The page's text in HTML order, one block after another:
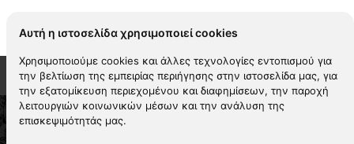
Αυτή η ιστοσελίδα χρησιμοποιεί cookies
Χρησιμοποιούμε cookies και άλλες τεχνολογίες εντοπισμού για
την βελτίωση της εμπειρίας περιήγησης στην ιστοσελίδα μας, για
την εξατομίκευση περιεχομένου και διαφημίσεων, την παροχή
λειτουργιών κοινωνικών μέσων και την ανάλυση της
επισκεψιμότητάς μας.
2026 KYKNOS. All rights reserved -